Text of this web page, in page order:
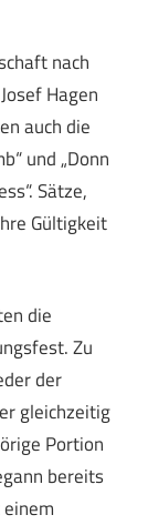
nach
Hagen
auch die
und „Donn
Sätze,
Gültigkeit
die
Zu
der
gleichzeitig
Portion
bereits